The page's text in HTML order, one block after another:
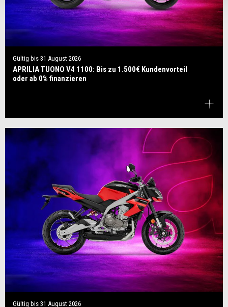
Gültig bis 31 August 2026
APRILIA TUONO V4 1100: Bis zu 1.500€ Kundenvorteil
oder ab 0% finanzieren
Gültig bis 31 August 2026